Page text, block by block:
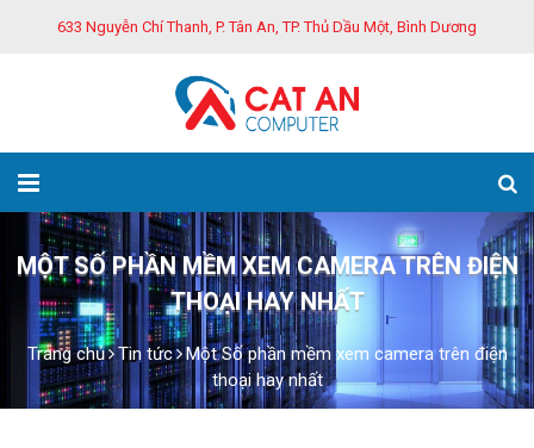
633 Nguyễn Chí Thanh, P. Tân An, TP. Thủ Dầu Một, Bình Dương
MỘT SỐ PHẦN MỀM XEM CAMERA TRÊN ĐIỆN
THOẠI HAY NHẤT
Trang chủ Tin tức
Một Số phần mềm xem camera trên điện
thoại hay nhất